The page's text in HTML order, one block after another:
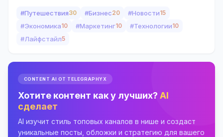
#Путешествия30 #Бизнес20 #Новости15
#Экономика10 #Маркетинг10 #Технологии10
#Лайфстайл5
CONTENT AI ОТ TELEGRAPHYX
Хотите контент как у лучших? AI
сделает
AI изучит стиль топовых каналов в нише и создаст
уникальные посты, обложки и стратегию для вашего